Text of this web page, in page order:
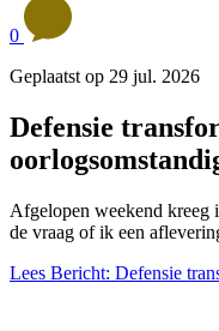
0
Geplaatst op 29 jul. 2026
Defensie
Afgelopen weekend kreeg
de vraag of ik een
Lees Bericht: Defensie